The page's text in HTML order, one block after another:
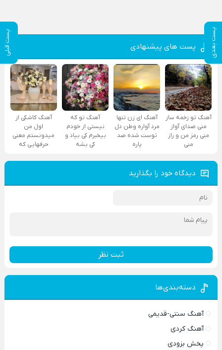
پست بعدی پست قبلی پست های پیشنهادی
آهنگ تو زخمه ساز
منی صدای آواز
منی رمز من و راز
منی
آهنگ ای زن تنها
مرد آواره وطن دل
توست شده صد
پاره
آهنگ تو که
نیستی از خودم
بیخبرم کی بیاد و
کی بشه
آهنگ کاشکی از
اول من
میدونستم معنی
حرفهایی که
دیدگاه خود را بگذارید
ثبت نظر
دسته‌بندی‌ها
آهنگ سنتی-قدیمی
آهنگ کردی
پخش بزودی